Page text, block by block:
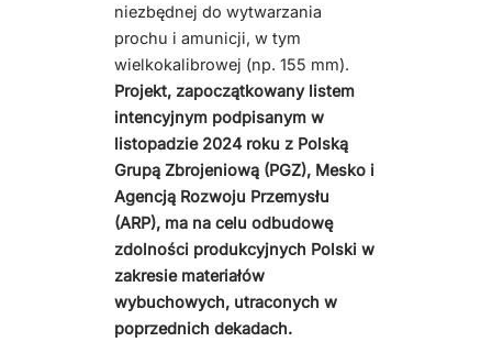
niezbędnej do wytwarzania
prochu i amunicji, w tym
wielkokalibrowej (np. 155 mm).
Projekt, zapoczątkowany listem
intencyjnym podpisanym w
listopadzie 2024 roku z Polską
Grupą Zbrojeniową (PGZ), Mesko i
Agencją Rozwoju Przemysłu
(ARP), ma na celu odbudowę
zdolności produkcyjnych Polski w
zakresie materiałów
wybuchowych, utraconych w
poprzednich dekadach.